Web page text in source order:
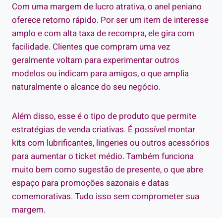
Com uma margem de lucro atrativa, o anel peniano
oferece retorno rápido. Por ser um item de interesse
amplo e com alta taxa de recompra, ele gira com
facilidade. Clientes que compram uma vez
geralmente voltam para experimentar outros
modelos ou indicam para amigos, o que amplia
naturalmente o alcance do seu negócio.
Além disso, esse é o tipo de produto que permite
estratégias de venda criativas. É possível montar
kits com lubrificantes, lingeries ou outros acessórios
para aumentar o ticket médio. Também funciona
muito bem como sugestão de presente, o que abre
espaço para promoções sazonais e datas
comemorativas. Tudo isso sem comprometer sua
margem.